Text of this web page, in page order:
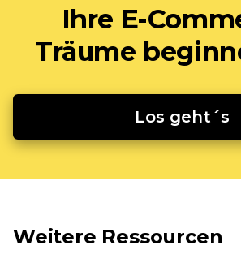
Ihre E-
Träume
Los geht´s
Weitere Ressourcen